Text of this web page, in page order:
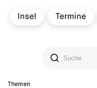
Insel Termine
Themen